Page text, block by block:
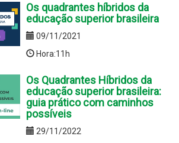
Os quadrantes híbridos da
educação superior brasileira
09/11/2021
Hora:11h
Os Quadrantes Híbridos da
educação superior brasileira:
guia prático com caminhos
possíveis
29/11/2022